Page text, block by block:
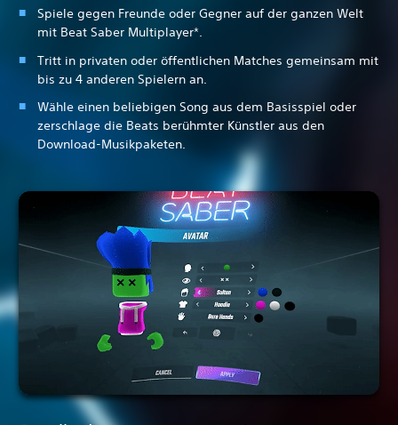
Spiele gegen Freunde oder Gegner auf der ganzen Welt
mit Beat Saber Multiplayer*.
Tritt in privaten oder öffentlichen Matches gemeinsam mit
bis zu 4 anderen Spielern an.
Wähle einen beliebigen Song aus dem Basisspiel oder
zerschlage die Beats berühmter Künstler aus den
Download-Musikpaketen.